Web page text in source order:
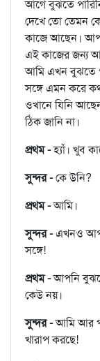
আগে বুঝতে
দেখে তো তেমন
কাজে আছেন।
এই কাজের জন্য
আমি এখন বুঝতে
সঙ্গে এমন করে
ওখানে যিনি
ঠিক জানি না।
প্রথম -হ্যাঁ। খুব
সুন্দর -কে উনি?
প্রথম -আমি।
সুন্দর -এখনও
সঙ্গে!
প্রথম -আপনি
কেউ নয়।
সুন্দর -আমি আর
খারাপ করছে!